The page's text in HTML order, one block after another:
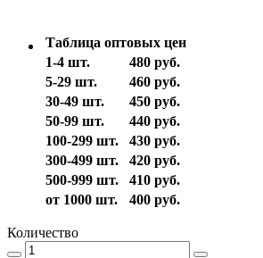
Таблица оптовых цен
1-4 шт.
480 руб.
5-29 шт.
460 руб.
30-49 шт.
450 руб.
50-99 шт.
440 руб.
100-299 шт.
430 руб.
300-499 шт.
420 руб.
500-999 шт.
410 руб.
от 1000 шт.
400 руб.
Количество